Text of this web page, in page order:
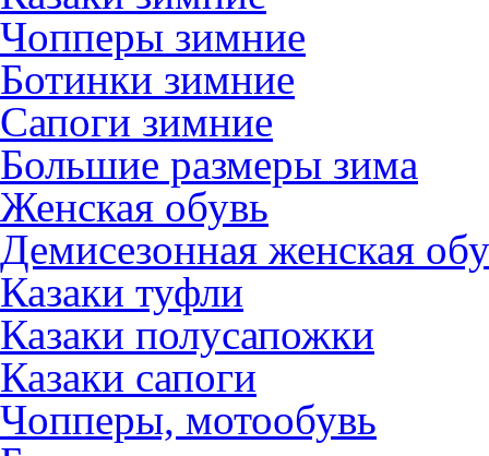
Чопперы зимние
Ботинки зимние
Сапоги зимние
Большие размеры зима
Женская обувь
Демисезонная женская
Казаки туфли
Казаки полусапожки
Казаки сапоги
Чопперы, мотообувь